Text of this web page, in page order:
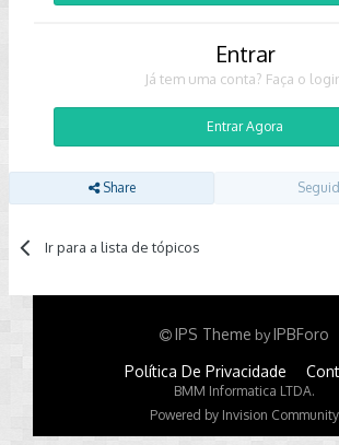
Entrar
Já tem uma conta? Faça o
Entrar Agora
Share
Ir para a lista de tópicos
IPS Theme byIPBForo
Política De Privacidade
BMM Informatica LTDA.
Powered by Invision Community